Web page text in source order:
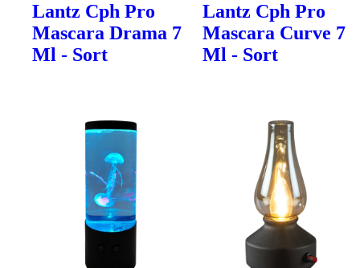
Lantz Cph Pro
Mascara Drama 7
Ml - Sort
Lantz Cph Pro
Mascara Curve 7
Ml - Sort